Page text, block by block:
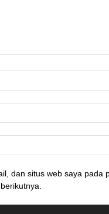
dan situs web saya pada